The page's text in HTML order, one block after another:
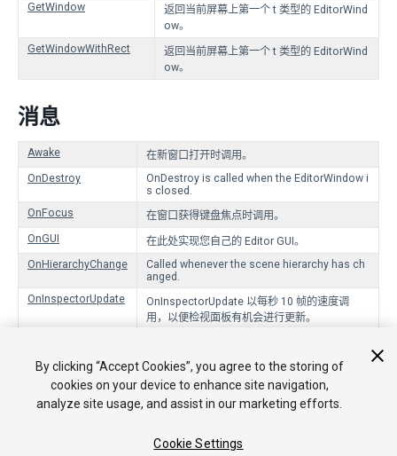
GetWindow
返回当前屏幕上第一个 t 类型的 EditorWind
ow。
GetWindowWithRect
返回当前屏幕上第一个 t 类型的 EditorWind
ow。
消息
Awake
在新窗口打开时调用。
OnDestroy
OnDestroy is called when the EditorWindow i
s closed.
OnFocus
在窗口获得键盘焦点时调用。
OnGUI
在此处实现您自己的 Editor GUI。
OnHierarchyChange
Called whenever the scene hierarchy has ch
anged.
OnInspectorUpdate
OnInspectorUpdate 以每秒 10 帧的速度调
用，以便检视面板有机会进行更新。
OnProjectChange
Called whenever the project has changed.
OnSelectionChange
每当选择发生更改时调用。
Update
By clicking “Accept Cookies”, you agree to the storing of
cookies on your device to enhance site navigation,
analyze site usage, and assist in our marketing efforts.
Cookie Settings